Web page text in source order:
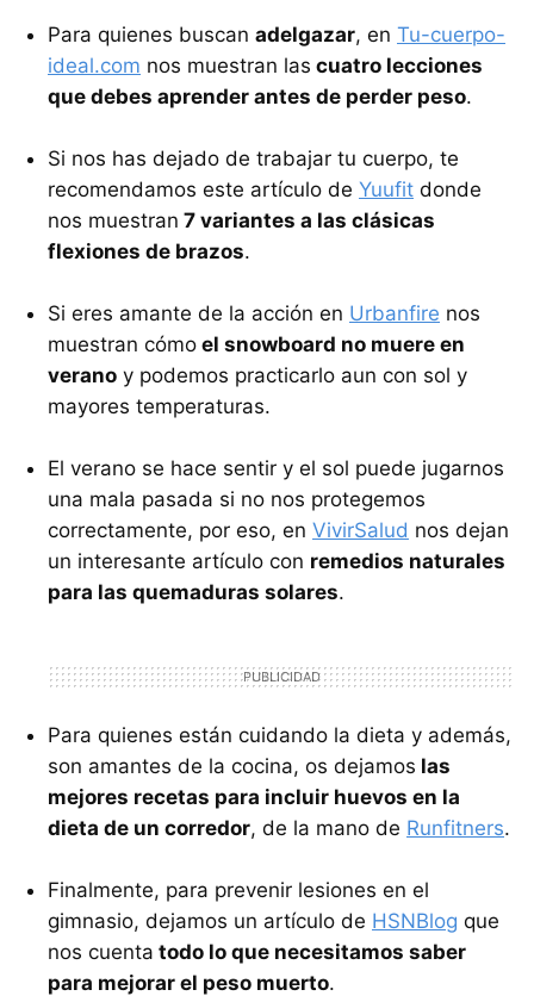
Para quienes buscan adelgazar, en Tu-cuerpo-
ideal.com nos muestran las cuatro lecciones
que debes aprender antes de perder peso.
Si nos has dejado de trabajar tu cuerpo, te
recomendamos este artículo de Yuufit donde
nos muestran 7 variantes a las clásicas
flexiones de brazos.
Si eres amante de la acción en Urbanfire nos
muestran cómo el snowboard no muere en
verano y podemos practicarlo aun con sol y
mayores temperaturas.
El verano se hace sentir y el sol puede jugarnos
una mala pasada si no nos protegemos
correctamente, por eso, en VivirSalud nos dejan
un interesante artículo con remedios naturales
para las quemaduras solares.
Para quienes están cuidando la dieta y además,
son amantes de la cocina, os dejamos las
mejores recetas para incluir huevos en la
dieta de un corredor, de la mano de Runfitners.
Finalmente, para prevenir lesiones en el
gimnasio, dejamos un artículo de HSNBlog que
nos cuenta todo lo que necesitamos saber
para mejorar el peso muerto.